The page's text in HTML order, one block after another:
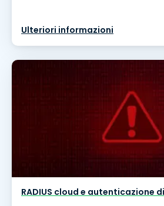
Ulteriori informazioni
RADIUS cloud e autenticazione